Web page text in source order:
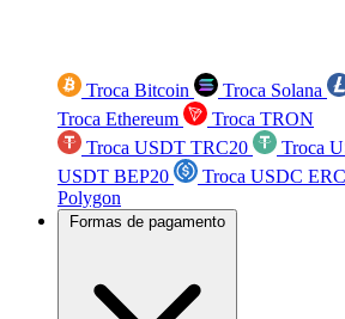
Troca Bitcoin Troca Solana
Troca Ethereum
Troca TRON
Troca USDT TRC20
Troca
USDT BEP20
Troca USDC
Polygon
Formas de pagamento